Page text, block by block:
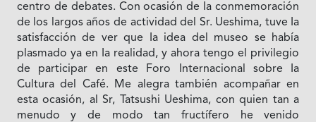
centro de debates. Con ocasión de Ia conmemoración
de los largos años de actividad del Sr. Ueshima, tuve Ia
satisfacción de ver que Ia idea del museo se había
plasmado ya en Ia realidad, y ahora tengo el privilegio
de participar en este Foro Internacional sobre Ia
Cultura del Café. Me alegra también acompañar en
esta ocasión, al Sr, Tatsushi Ueshima, con quien tan a
menudo y de modo tan fructífero he venido